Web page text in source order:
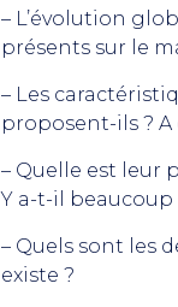
– L’évolution
présents sur le
– Les
proposent-ils ?
– Quelle est leur
Y a-t-il
– Quels sont les
existe ?